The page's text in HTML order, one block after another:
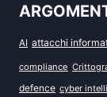
AI attacchi
compliance
defence cyber